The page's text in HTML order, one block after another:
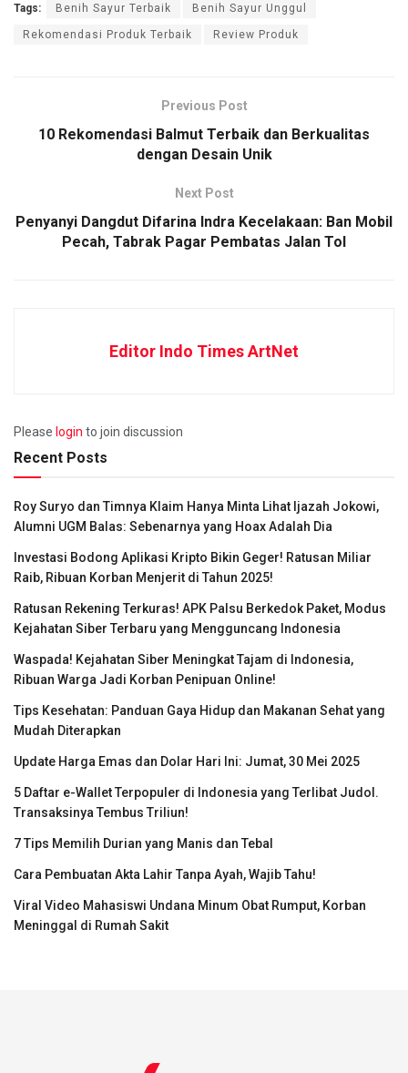
Tags: Benih Sayur Terbaik Benih Sayur Unggul
Rekomendasi Produk Terbaik Review Produk
Previous Post
10 Rekomendasi Balmut Terbaik dan Berkualitas
dengan Desain Unik
Next Post
Penyanyi Dangdut Difarina Indra Kecelakaan: Ban Mobil
Pecah, Tabrak Pagar Pembatas Jalan Tol
Editor Indo Times ArtNet
Please login to join discussion
Recent Posts
Roy Suryo dan Timnya Klaim Hanya Minta Lihat Ijazah Jokowi,
Alumni UGM Balas: Sebenarnya yang Hoax Adalah Dia
Investasi Bodong Aplikasi Kripto Bikin Geger! Ratusan Miliar
Raib, Ribuan Korban Menjerit di Tahun 2025!
Ratusan Rekening Terkuras! APK Palsu Berkedok Paket, Modus
Kejahatan Siber Terbaru yang Mengguncang Indonesia
Waspada! Kejahatan Siber Meningkat Tajam di Indonesia,
Ribuan Warga Jadi Korban Penipuan Online!
Tips Kesehatan: Panduan Gaya Hidup dan Makanan Sehat yang
Mudah Diterapkan
Update Harga Emas dan Dolar Hari Ini: Jumat, 30 Mei 2025
5 Daftar e-Wallet Terpopuler di Indonesia yang Terlibat Judol.
Transaksinya Tembus Triliun!
7 Tips Memilih Durian yang Manis dan Tebal
Cara Pembuatan Akta Lahir Tanpa Ayah, Wajib Tahu!
Viral Video Mahasiswi Undana Minum Obat Rumput, Korban
Meninggal di Rumah Sakit